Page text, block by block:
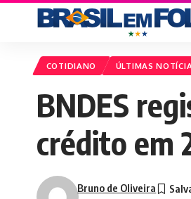
COTIDIANO ÚLTIMAS
BNDES
crédito em
Bruno de Oliveira